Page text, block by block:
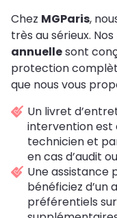
Chez MGParis,
très au sérieux. Nos
annuellesont
protection
que nous vous
Un livret
intervention est
technicien et
en cas d’audit
Une assistance
bénéficiez
préférentiels